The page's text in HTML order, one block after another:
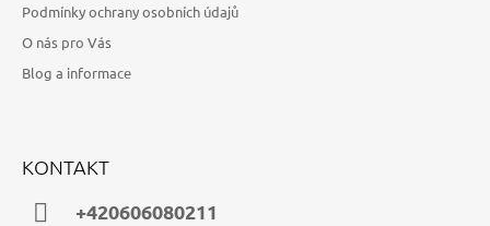
Podmínky ochrany osobních údajů
O nás pro Vás
Blog a informace
KONTAKT
+420606080211